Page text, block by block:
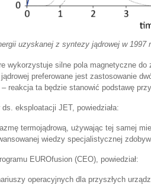
uzyskanej z syntezy jądrowej w
wykorzystuje silne pola magnetyczne
preferowane jest zastosowanie
reakcja ta będzie stanowić podstawę
eksploatacji JET, powiedziała:
termojądrową, używając tej samej
wiedzy specjalistycznej
EUROfusion (CEO), powiedział:
operacyjnych dla przyszłych